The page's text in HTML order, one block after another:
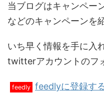
当ブログはキャンペー
などのキャンペーンを
いち早く情報を手に入
twitterアカウントのフ
feedly feedlyに登録す